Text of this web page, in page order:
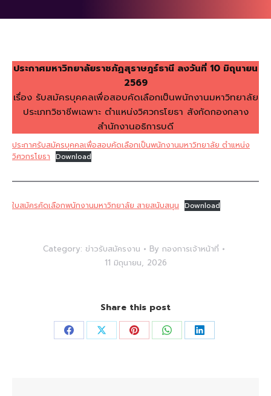
ประกาศมหาวิทยาลัยราชภัฏสุราษฎร์ธานี ลงวันที่ 10 มิถุนายน
2569
เรื่อง รับสมัครบุคคลเพื่อสอบคัดเลือกเป็นพนักงานมหาวิทยาลัย
ประเภทวิชาชีพเฉพาะ ตำแหน่งวิศวกรโยธา สังกัดกองกลาง
สำนักงานอธิการบดี
ประกาศรับสมัครบุคคลเพื่อสอบคัดเลือกเป็นพนักงานมหาวิทยาลัย ตำแหน่ง
วิศวกรโยธา Download
ใบสมัครคัดเลือกพนักงานมหาวิทยาลัย สายสนับสนุน Download
Category: ข่าวรับสมัครงาน By กองการเจ้าหน้าที่
11 มิถุนายน, 2026
Share this post
Share Share Share Share Share